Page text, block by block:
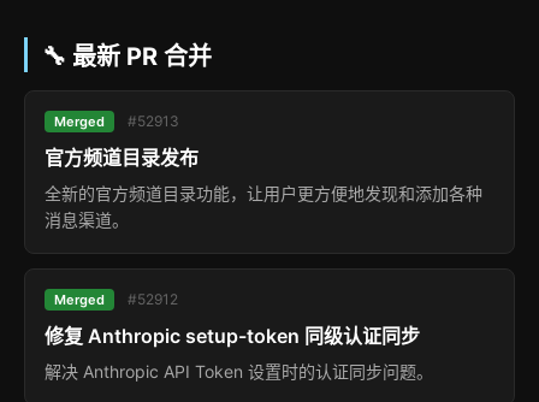
🔧 最新 PR 合并
Merged #52913
官方频道目录发布
全新的官方频道目录功能，让用户更方便地发现和添加各种
消息渠道。
Merged #52912
修复 Anthropic setup-token 同级认证同步
解决 Anthropic API Token 设置时的认证同步问题。